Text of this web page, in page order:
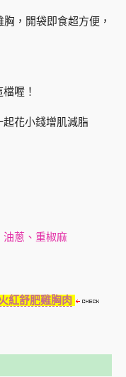
喔！
起花小錢增肌減脂
油蔥、重椒麻
紅舒肥雞胸肉